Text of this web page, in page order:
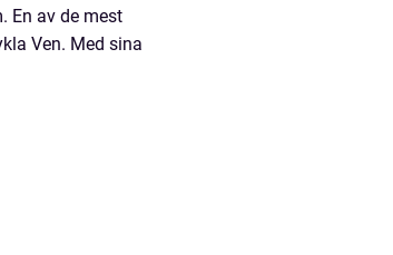
En av de mest
Ven. Med sina